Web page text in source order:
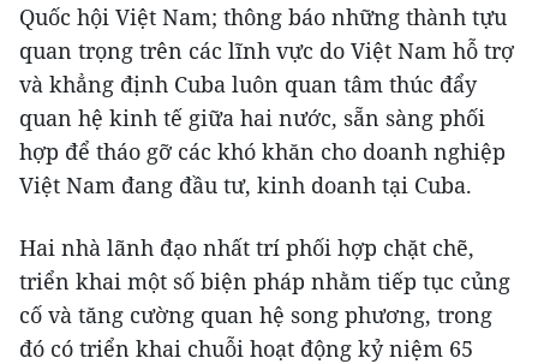
Quốc hội Việt Nam; thông báo những thành tựu
quan trọng trên các lĩnh vực do Việt Nam hỗ trợ
và khẳng định Cuba luôn quan tâm thúc đẩy
quan hệ kinh tế giữa hai nước, sẵn sàng phối
hợp để tháo gỡ các khó khăn cho doanh nghiệp
Việt Nam đang đầu tư, kinh doanh tại Cuba.
Hai nhà lãnh đạo nhất trí phối hợp chặt chẽ,
triển khai một số biện pháp nhằm tiếp tục củng
cố và tăng cường quan hệ song phương, trong
đó có triển khai chuỗi hoạt động kỷ niệm 65